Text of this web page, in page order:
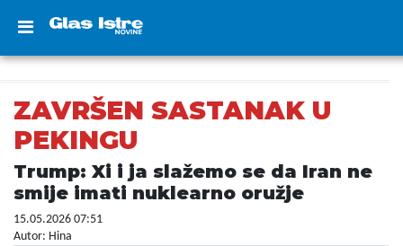
ZAVRŠEN SASTANAK U
PEKINGU
Trump: Xi i ja slažemo se da Iran ne
smije imati nuklearno oružje
15.05.2026 07:51
Autor: Hina